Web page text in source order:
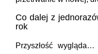
Co dalej z
rok
Przyszłość